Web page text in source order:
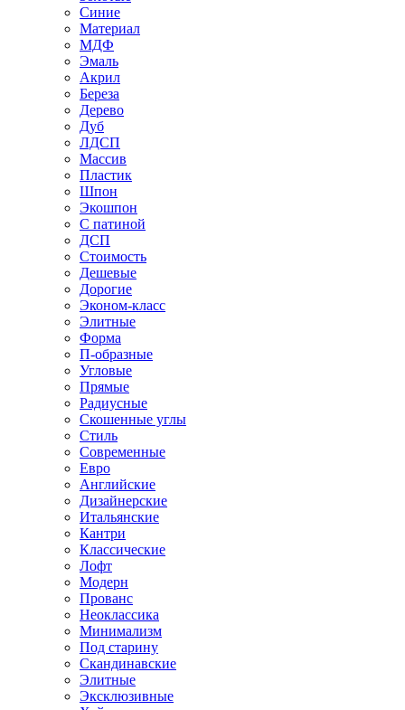
Синие
Материал
МДФ
Эмаль
Акрил
Береза
Дерево
Дуб
ЛДСП
Массив
Пластик
Шпон
Экошпон
С патиной
ДСП
Стоимость
Дешевые
Дорогие
Эконом-класс
Элитные
Форма
П-образные
Угловые
Прямые
Радиусные
Скошенные углы
Стиль
Современные
Евро
Английские
Дизайнерские
Итальянские
Кантри
Классические
Лофт
Модерн
Прованс
Неоклассика
Минимализм
Под старину
Скандинавские
Элитные
Эксклюзивные